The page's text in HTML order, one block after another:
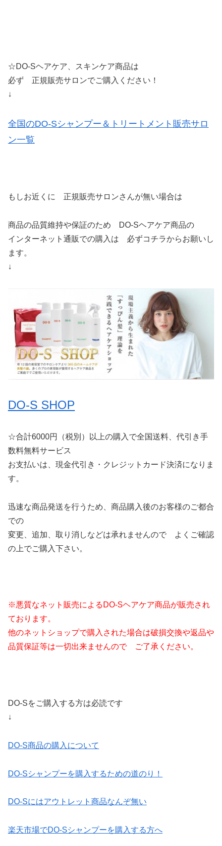
☆DO-Sヘアケア、スキンケア商品は
必ず 正規販売サロンでご購入ください！
↓
全国のDO-Sシャンプー＆トリートメント販売サロ
ン一覧
もしお近くに 正規販売サロンさんが無い場合は
商品の品質維持や保証のため DO-Sヘアケア商品の
インターネット通販での購入は 必ずコチラからお願いし
ます。
↓
DO-S SHOP
☆合計6000円（税別）以上の購入で全国送料、代引き手
数料無料サービス
お支払いは、現金代引き・クレジットカード決済になりま
す。
迅速な商品発送を行うため、商品購入後のお客様のご都合
での
変更、追加、取り消しなどは承れませんので よくご確認
の上でご購入下さい。
※悪質なネット販売によるDO-Sヘアケア商品が販売され
ております。
他のネットショップで購入された場合は破損交換や返品や
品質保証等は一切出来ませんので ご了承ください。
DO-Sをご購入する方は必読です
↓
DO-S商品の購入について
DO-Sシャンプーを購入するための道のり！
DO-Sにはアウトレット商品なんぞ無い
楽天市場でDO-Sシャンプーを購入する方へ